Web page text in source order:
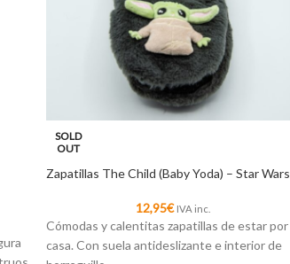
SOLD
OUT
Zapatillas The Child (Baby Yoda) – Star Wars
12,95€ IVA inc.
Cómodas y calentitas zapatillas de estar por
casa. Con suela antideslizante e interior de